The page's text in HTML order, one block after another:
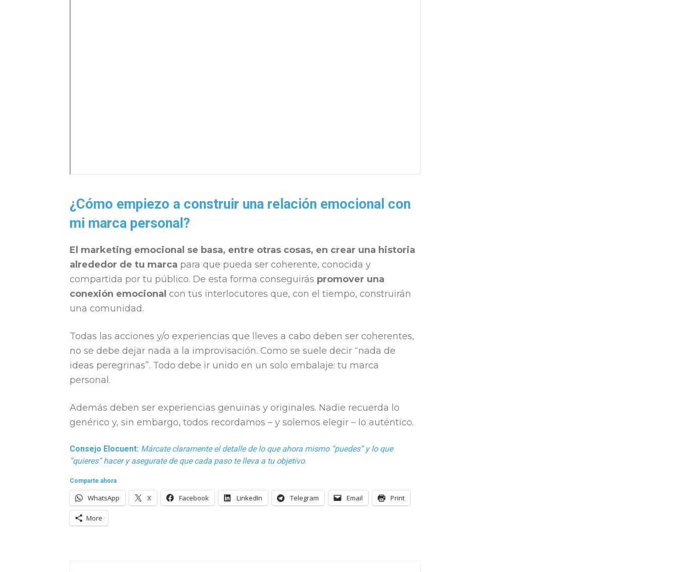
¿Cómo empiezo a construir una relación emocional con
mi marca personal?
El marketing emocional se basa, entre otras cosas, en crear una historia
alrededor de tu marca para que pueda ser coherente, conocida y
compartida por tu público. De esta forma conseguirás promover una
conexión emocional con tus interlocutores que, con el tiempo, construirán
una comunidad.
Todas las acciones y/o experiencias que lleves a cabo deben ser coherentes,
no se debe dejar nada a la improvisación. Como se suele decir “nada de
ideas peregrinas”. Todo debe ir unido en un solo embalaje: tu marca
personal.
Además deben ser experiencias genuinas y originales. Nadie recuerda lo
genérico y, sin embargo, todos recordamos – y solemos elegir – lo auténtico.
Consejo Elocuent: Márcate claramente el detalle de lo que ahora mismo “puedes” y lo que
“quieres” hacer y asegurate de que cada paso te lleva a tu objetivo.
Comparte ahora
WhatsApp X Facebook LinkedIn Telegram Email Print
More